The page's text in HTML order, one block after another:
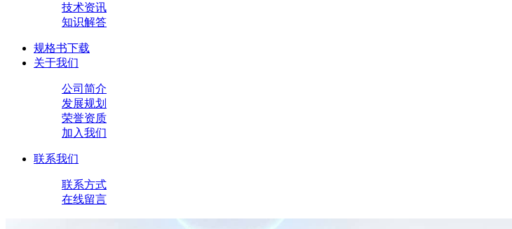
技术资讯
知识解答
规格书下载
关于我们
公司简介
发展规划
荣誉资质
加入我们
联系我们
联系方式
在线留言